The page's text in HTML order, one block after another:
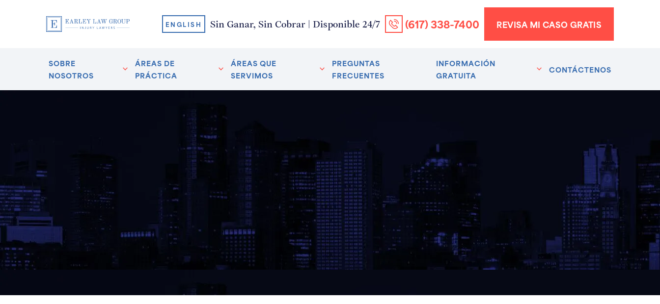
ENGLISH Sin Ganar, Sin Cobrar | Disponible 24/7 (617) 338-7400 REVISA MI CASO GRATIS
SOBRE
NOSOTROS
ÁREAS DE
PRÁCTICA
ÁREAS QUE
SERVIMOS
PREGUNTAS
FRECUENTES
INFORMACIÓN
GRATUITA
CONTÁCTENOS